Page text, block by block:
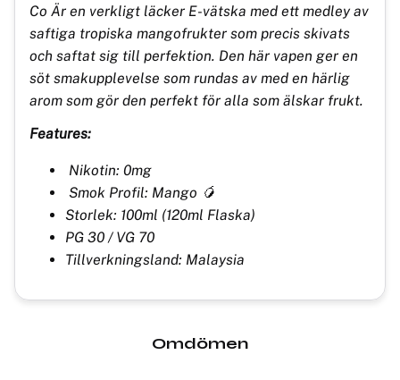
Co Är en verkligt läcker E-vätska med ett medley av
saftiga tropiska mangofrukter som precis skivats
och saftat sig till perfektion. Den här vapen ger en
söt smakupplevelse som rundas av med en härlig
arom som gör den perfekt för alla som älskar frukt.
Features:
Nikotin: 0mg
Smok Profil: Mango 🥭
Storlek: 100ml (120ml Flaska)
PG 30 / VG 70
Tillverkningsland: Malaysia
Omdömen